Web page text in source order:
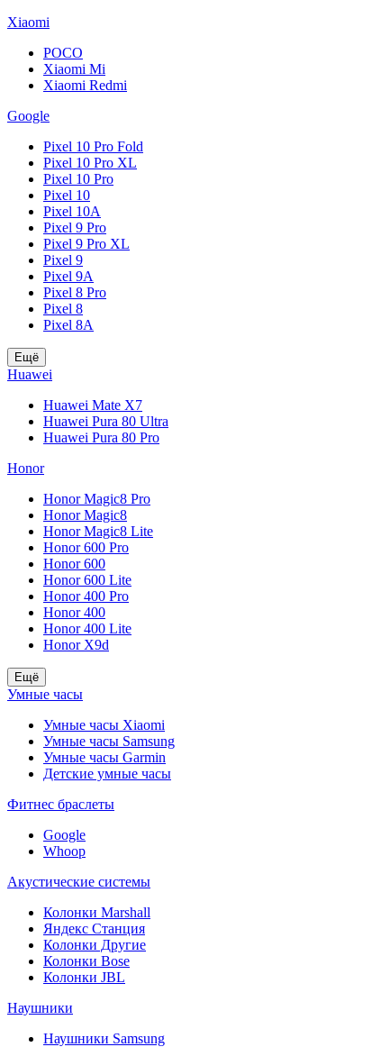
Xiaomi
POCO
Xiaomi Mi
Xiaomi Redmi
Google
Pixel 10 Pro Fold
Pixel 10 Pro XL
Pixel 10 Pro
Pixel 10
Pixel 10A
Pixel 9 Pro
Pixel 9 Pro XL
Pixel 9
Pixel 9A
Pixel 8 Pro
Pixel 8
Pixel 8A
Ещё
Huawei
Huawei Mate X7
Huawei Pura 80 Ultra
Huawei Pura 80 Pro
Honor
Honor Magic8 Pro
Honor Magic8
Honor Magic8 Lite
Honor 600 Pro
Honor 600
Honor 600 Lite
Honor 400 Pro
Honor 400
Honor 400 Lite
Honor X9d
Ещё
Умные часы
Умные часы Xiaomi
Умные часы Samsung
Умные часы Garmin
Детские умные часы
Фитнес браслеты
Google
Whoop
Акустические системы
Колонки Marshall
Яндекс Станция
Колонки Другие
Колонки Bose
Колонки JBL
Наушники
Наушники Samsung